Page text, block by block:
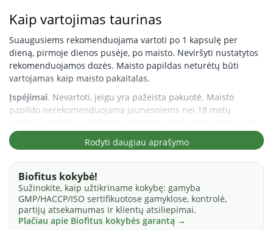
Kaip vartojimas taurinas
Suaugusiems rekomenduojama vartoti po 1 kapsulę per
dieną, pirmoje dienos pusėje, po maisto. Neviršyti nustatytos
rekomenduojamos dozės. Maisto papildas neturėtų būti
vartojamas kaip maisto pakaitalas.
Įspėjimai. Nevartoti, jeigu yra pažeista pakuotė. Maisto
papildo nerekomenduojama jaunesniems nei 18 metų
jei pasireiškė alergija bet kuriai iš sudedamųjų dalių. Laikyti
vėsioje, sausoje, vaikams nepasiekiamoje vietoje. Neviršyti
nustatytos rekomenduojamos dozės. Maisto papildas
neturėtų būti vartojamas kaip maisto pakaitalas.
Produkto gamyba sertifikuota pagal GMP, HACCP, ISO
standartus. Produkto kilmės šalis: ES.
Rodyti daugiau aprašymo
Biofitus kokybė!
Sužinokite, kaip užtikriname kokybę: gamyba
GMP/HACCP/ISO sertifikuotose gamyklose, kontrolė,
partijų atsekamumas ir klientų atsiliepimai.
Plačiau apie Biofitus kokybės garantą →